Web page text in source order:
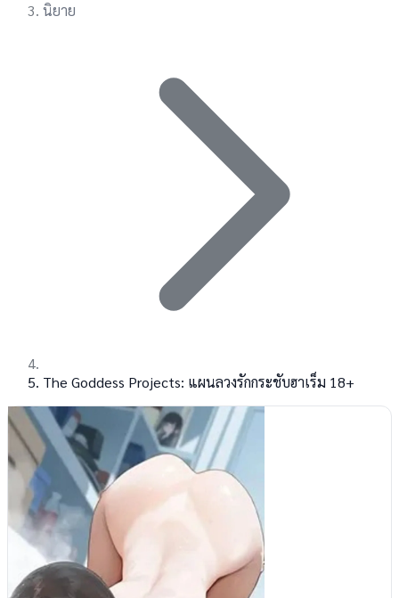
นิยาย
The Goddess Projects: แผนลวงรักกระชับฮาเร็ม 18+